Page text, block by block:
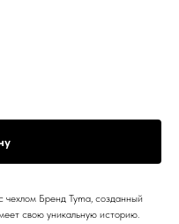
чехлом Бренд Tyma, созданный
свою уникальную историю.